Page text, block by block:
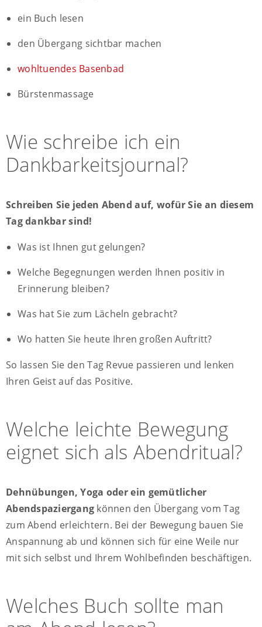
ein Buch lesen
den Übergang sichtbar machen
wohltuendes Basenbad
Bürstenmassage
Wie schreibe ich ein
Dankbarkeitsjournal?
Schreiben Sie jeden Abend auf, wofür Sie an diesem
Tag dankbar sind!
Was ist Ihnen gut gelungen?
Welche Begegnungen werden Ihnen positiv in
Erinnerung bleiben?
Was hat Sie zum Lächeln gebracht?
Wo hatten Sie heute Ihren großen Auftritt?
So lassen Sie den Tag Revue passieren und lenken
Ihren Geist auf das Positive.
Welche leichte Bewegung
eignet sich als Abendritual?
Dehnübungen, Yoga oder ein gemütlicher
Abendspaziergang können den Übergang vom Tag
zum Abend erleichtern. Bei der Bewegung bauen Sie
Anspannung ab und können sich für eine Weile nur
mit sich selbst und Ihrem Wohlbefinden beschäftigen.
Welches Buch sollte man